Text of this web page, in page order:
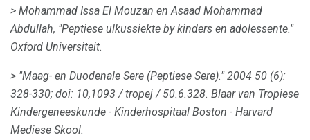
> Mohammad Issa El Mouzan en Asaad Mohammad
Abdullah, "Peptiese ulkussiekte by kinders en adolessente."
Oxford Universiteit.
> "Maag- en Duodenale Sere (Peptiese Sere)." 2004 50 (6):
328-330; doi: 10,1093 / tropej / 50.6.328. Blaar van Tropiese
Kindergeneeskunde - Kinderhospitaal Boston - Harvard
Mediese Skool.